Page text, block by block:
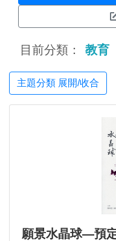
目前分類： 教育
主題分類 展開/收合
願景水晶球—預